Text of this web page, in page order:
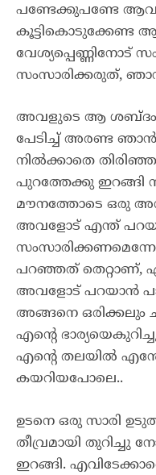
പണ്ടേക്കുപണ്ടേ
കൂട്ടികൊടുക്കേണ്ട
വേശ്യപ്പെണ്ണിനോട്
സംസാരിക്കരുത്,
അവളുടെ ആ ശബ്ദം
പേടിച്ച് അരണ്ട
നിൽക്കാതെ
പുറത്തേക്കു ഇറങ്ങി
മൗനത്തോടെ ഒരു
അവളോട്‌ എന്ത്
പറഞ്ഞത് തെറ്റാണ്,
അവളോട്‌ പറയാൻ
അങ്ങനെ ഒരിക്കലും
എന്റെ
എന്റെ തലയിൽ
കയറിയപോലെ..
ഉടനെ ഒരു സാരി
തീവ്രമായി തുറിച്ചു
ഇറങ്ങി.